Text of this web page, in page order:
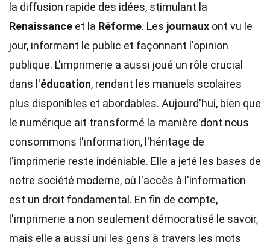
la diffusion rapide des idées, stimulant la
Renaissance et la Réforme. Les journaux ont vu le
jour, informant le public et façonnant l'opinion
publique. L'imprimerie a aussi joué un rôle crucial
dans l'éducation, rendant les manuels scolaires
plus disponibles et abordables. Aujourd'hui, bien que
le numérique ait transformé la manière dont nous
consommons l'information, l'héritage de
l'imprimerie reste indéniable. Elle a jeté les bases de
notre société moderne, où l'accès à l'information
est un droit fondamental. En fin de compte,
l'imprimerie a non seulement démocratisé le savoir,
mais elle a aussi uni les gens à travers les mots